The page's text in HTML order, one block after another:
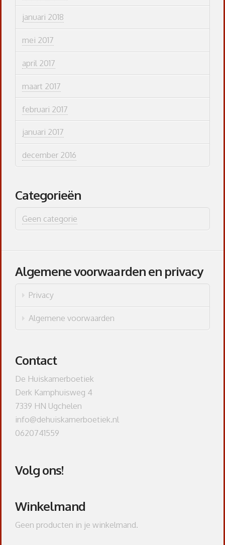
januari 2018
mei 2017
april 2017
maart 2017
februari 2017
januari 2017
december 2016
Categorieën
Geen categorie
Algemene voorwaarden en privacy
Privacy
Algemene voorwaarden
Contact
De Huiskamerboetiek
Derk Kamphuisweg 4
7339 HN Ugchelen
info@dehuiskamerboetiek.nl
0620741559
Volg ons!
Winkelmand
Geen producten in je winkelmand.